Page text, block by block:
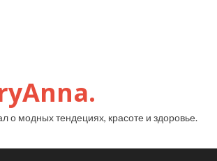
о модных тендециях, красоте и здоровье.